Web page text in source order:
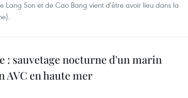
Lang Son et de Cao Bang vient d'être avoir lieu dans la
: sauvetage nocturne d'un marin
AVC en haute mer